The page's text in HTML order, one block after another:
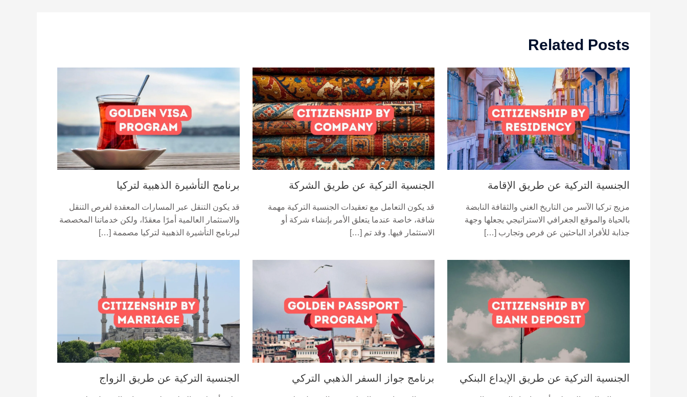
Related Posts
الجنسية التركية عن طريق الإقامة
مزيج تركيا الآسر من التاريخ الغني والثقافة النابضة
بالحياة والموقع الجغرافي الاستراتيجي يجعلها وجهة
جذابة للأفراد الباحثين عن فرص وتجارب […]
الجنسية التركية عن طريق الشركة
قد يكون التعامل مع تعقيدات الجنسية التركية مهمة
شاقة، خاصة عندما يتعلق الأمر بإنشاء شركة أو
الاستثمار فيها. وقد تم […]
برنامج التأشيرة الذهبية لتركيا
قد يكون التنقل عبر المسارات المعقدة لفرص التنقل
والاستثمار العالمية أمرًا معقدًا، ولكن خدماتنا المخصصة
لبرنامج التأشيرة الذهبية لتركيا مصممة […]
الجنسية التركية عن طريق الإيداع البنكي برنامج جواز السفر الذهبي التركي الجنسية التركية عن طريق الزواج